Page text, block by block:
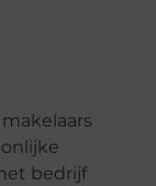
bedrijf